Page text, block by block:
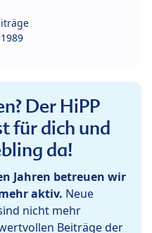
Der HiPP
für dich und
da!
Jahren betreuen wir
aktiv. Neue
nicht mehr
Beiträge der